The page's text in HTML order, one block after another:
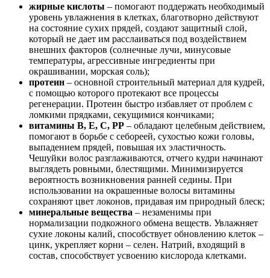
жирные кислоты – помогают поддержать необходимый
уровень увлажнения в клетках, благотворно действуют
на состояние сухих прядей, создают защитный слой,
который не дает им расслаиваться под воздействием
внешних факторов (солнечные лучи, минусовые
температуры, агрессивные ингредиенты при
окрашивании, морская соль);
протеин – основной строительный материал для кудрей,
с помощью которого протекают все процессы
регенерации. Протеин быстро избавляет от проблем с
ломкими прядками, секущимися кончиками;
витамины B, E, C, PP – обладают целебным действием,
помогают в борьбе с себореей, сухостью кожи головы,
выпадением прядей, повышая их эластичность.
Чешуйки волос разглаживаются, отчего кудри начинают
выглядеть ровными, блестящими. Минимизируется
вероятность возникновения ранней седины. При
использовании на окрашенные волосы витамины
сохраняют цвет локонов, придавая им природный блеск;
минеральные вещества – незаменимы при
нормализации подкожного обмена веществ. Увлажняет
сухие локоны калий, способствует обновлению клеток –
цинк, укрепляет корни – селен. Натрий, входящий в
состав, способствует усвоению кислорода клетками.